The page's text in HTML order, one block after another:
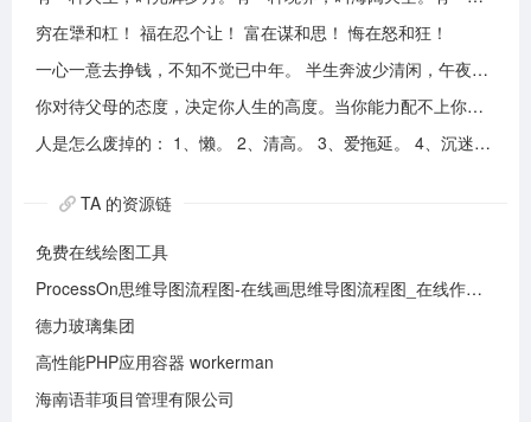
穷在犟和杠！ 福在忍个让！ 富在谋和思！ 悔在怒和狂！
一心一意去挣钱，不知不觉已中年。 半生奔波少清闲，午夜孤枕难入眠。 青山不老我不闲，一生忙碌为油盐。 风风雨雨几十载，转眼黄土埋胸前。 我笑青山颜不变，青山笑我已暮年。 如牛到老不得闲，得闲已与山共眠。 半生风雨半生寒，一杯浊酒敬流年。 回首过往半生路，七分酸楚三分甜。 岁月赠我两鬓霜，红尘赐我一身伤。 尝遍人间千般苦，颜衰依旧笑夕阳。
你对待父母的态度，决定你人生的高度。当你能力配不上你的欲望的时候，要学会控制欲望，并对自己的能力有认知、对自己的消费有规划、对自己的欲望有克制。
人是怎么废掉的： 1、懒。 2、清高。 3、爱拖延。 4、沉迷美色。 5、没有自控力。 6、不思考不学习。 7、安慰式自我欺骗。 8、胆小如鼠不敢打拼。 9、不懂示弱找别人帮助。 10、满脑子都是鸡毛蒜皮，忽略重大事情的选择。
TA 的资源链
免费在线绘图工具
ProcessOn思维导图流程图-在线画思维导图流程图_在线作图实时协作
德力玻璃集团
高性能PHP应用容器 workerman
海南语菲项目管理有限公司